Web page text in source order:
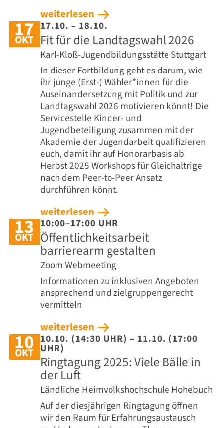
weiterlesen
17
OKT
17.10. – 18.10.
Fit für die Landtagswahl 2026
Karl-Kloß-Jugendbildungsstätte Stuttgart
In dieser Fortbildung geht es darum, wie
ihr junge (Erst-) Wähler*innen für die
Auseinandersetzung mit Politik und zur
Landtagswahl 2026 motivieren könnt! Die
Servicestelle Kinder- und
Jugendbeteiligung zusammen mit der
Akademie der Jugendarbeit qualifizieren
euch, damit ihr auf Honorarbasis ab
Herbst 2025 Workshops für Gleichaltrige
nach dem Peer-to-Peer Ansatz
durchführen könnt.
weiterlesen
13
OKT
10:00–17:00 UHR
Öffentlichkeitsarbeit
barrierearm gestalten
Zoom Webmeeting
Informationen zu inklusiven Angeboten
ansprechend und zielgruppengerecht
vermitteln
weiterlesen
10
OKT
10.10. (14:30 UHR) – 11.10. (17:00
UHR)
Ringtagung 2025: Viele Bälle in
der Luft
Ländliche Heimvolkshochschule Hohebuch
Auf der diesjährigen Ringtagung öffnen
wir den Raum für Erfahrungsaustausch